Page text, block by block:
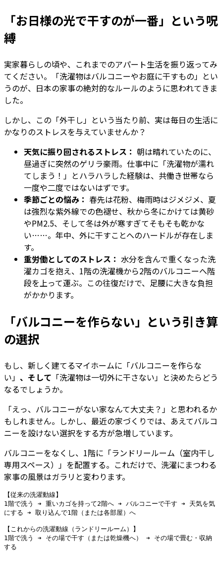
「お日様の光で干すのが一番」という呪
縛
実家暮らしの頃や、これまでのアパート生活を振り返ってみ
てください。「洗濯物はバルコニーやお庭に干すもの」とい
うのが、日本の家事の絶対的なルールのように思われてきま
した。
しかし、この「外干し」という当たり前、実は毎日の生活に
かなりのストレスを与えていませんか？
天気に振り回されるストレス： 朝は晴れていたのに、
昼過ぎに突然のゲリラ豪雨。仕事中に「洗濯物が濡れ
てしまう！」とハラハラした経験は、共働き世帯なら
一度や二度ではないはずです。
季節ごとの悩み： 春先は花粉、梅雨時はジメジメ、夏
は強烈な紫外線での色褪せ、秋から冬にかけては黄砂
やPM2.5、そして冬は外が寒すぎてそもそも乾かな
い……。年中、外に干すことへのハードルが存在しま
す。
重労働としてのストレス： 水分を含んで重くなった洗
濯カゴを抱え、1階の洗濯機から2階のバルコニーへ階
段を上って運ぶ。この往復だけで、足腰に大きな負担
がかかります。
「バルコニーを作らない」という引き算
の選択
もし、新しく建てるマイホームに「バルコニーを作らな
い」 、そして 「洗濯物は一切外に干さない」と決めたらどう
なるでしょうか。
「えっ、バルコニーがない家なんて大丈夫？」と思われるか
もしれません。しかし、最近の家づくりでは、あえてバルコ
ニーを設けない選択をする方が急増しています。
バルコニーをなくし、1階に「ランドリールーム（室内干し
専用スペース）」を配置する。これだけで、洗濯にまつわる
家事の風景はガラリと変わります。
【従来の洗濯動線】
1階で洗う ➔ 重いカゴを持って2階へ ➔ バルコニーで干す ➔ 天気を気
にする ➔ 取り込んで1階（または各部屋）へ
【これからの洗濯動線（ランドリールーム）】
1階で洗う ➔ その場で干す（または乾燥機へ） ➔ その場で畳む・収納